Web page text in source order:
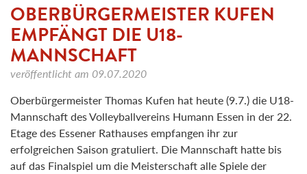
OBERBÜRGERMEISTER KUFEN
EMPFÄNGT DIE U18-
MANNSCHAFT
veröffentlicht am 09.07.2020
Oberbürgermeister Thomas Kufen hat heute (9.7.) die U18-
Mannschaft des Volleyballvereins Humann Essen in der 22.
Etage des Essener Rathauses empfangen ihr zur
erfolgreichen Saison gratuliert. Die Mannschaft hatte bis
auf das Finalspiel um die Meisterschaft alle Spiele der